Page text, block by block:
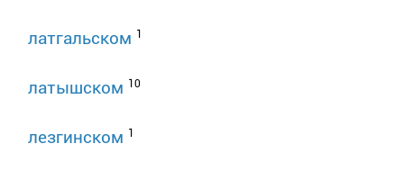
латгальском 1
латышском 10
лезгинском 1